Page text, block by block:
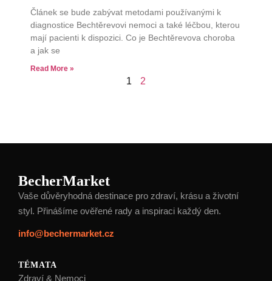
Článek se bude zabývat metodami používanými k
diagnostice Bechtěrevovi nemoci a také léčbou, kterou
mají pacienti k dispozici. Co je Bechtěrevova choroba
a jak se
Read More »
1 2
BecherMarket
Vaše důvěryhodná destinace pro zdraví, krásu a životní
styl. Přinášíme ověřené rady a inspiraci každý den.
info@bechermarket.cz
TÉMATA
Zdraví & Nemoci